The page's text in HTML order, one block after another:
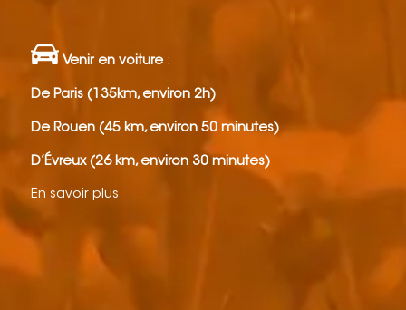
Venir en voiture:
De Paris (135km, environ 2h)
De Rouen (45 km, environ 50 minutes)
D’Évreux (26 km, environ 30 minutes)
En savoir plus